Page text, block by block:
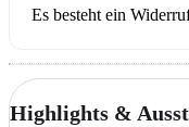
Es besteht ein
Highlights &